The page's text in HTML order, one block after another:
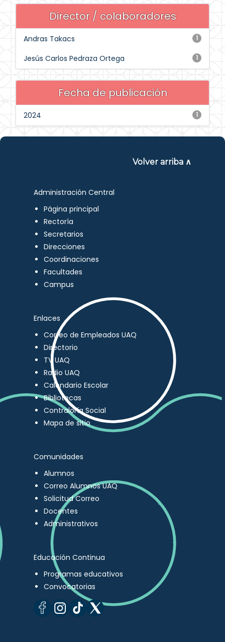
Director / colaboradores
1
Andras Takacs
1
Jesús Carlos Pedraza Ortega
Fecha de publicación
1
2024
Volver arriba ∧
Administración Central
Página principal
Rectoría
Secretarios
Direcciones
Coordinaciones
Facultades
Campus
Enlaces
Correo de Empleados UAQ
Directorio
TV UAQ
Radio UAQ
Calendario Escolar
Bibliotecas
Contraloría Social
Mapa de sitio
Comunidades
Alumnos
Correo Alumnos UAQ
Solicitud Correo
Docentes
Administrativos
Educación Continua
Programas educativos
Convocatorias